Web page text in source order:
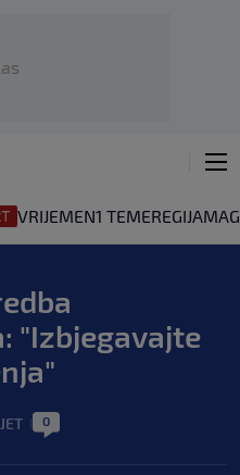
VRIJEMEN1 TEMEREGIJA
"Izbjegavajte
0